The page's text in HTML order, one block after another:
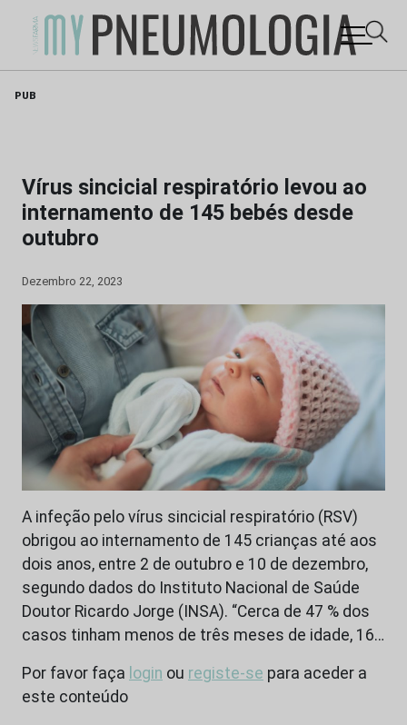
PUB
Vírus sincicial respiratório levou ao
internamento de 145 bebés desde
outubro
Dezembro 22, 2023
A infeção pelo vírus sincicial respiratório (RSV)
obrigou ao internamento de 145 crianças até aos
dois anos, entre 2 de outubro e 10 de dezembro,
segundo dados do Instituto Nacional de Saúde
Doutor Ricardo Jorge (INSA). “Cerca de 47 % dos
casos tinham menos de três meses de idade, 16…
Por favor faça login ou registe-se para aceder a
este conteúdo